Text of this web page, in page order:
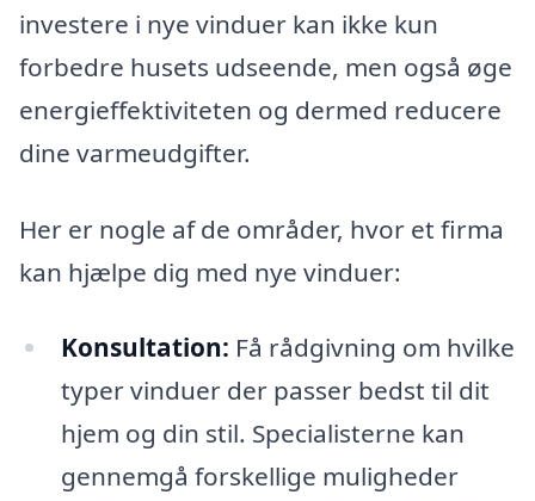
investere i nye vinduer kan ikke kun
forbedre husets udseende, men også øge
energieffektiviteten og dermed reducere
dine varmeudgifter.
Her er nogle af de områder, hvor et firma
kan hjælpe dig med nye vinduer:
Konsultation: Få rådgivning om hvilke
typer vinduer der passer bedst til dit
hjem og din stil. Specialisterne kan
gennemgå forskellige muligheder